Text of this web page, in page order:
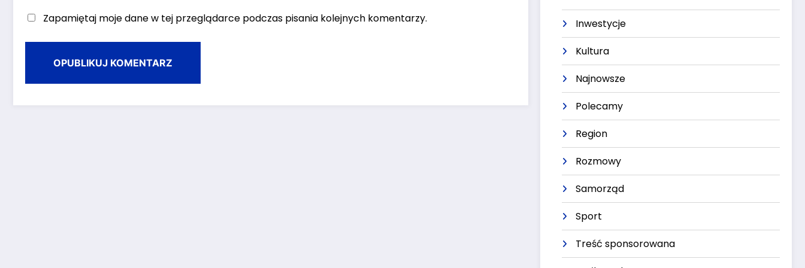
Zapamiętaj moje dane w tej przeglądarce podczas pisania kolejnych komentarzy.
Inwestycje
Kultura
Najnowsze
Polecamy
Region
Rozmowy
Samorząd
Sport
Treść sponsorowana